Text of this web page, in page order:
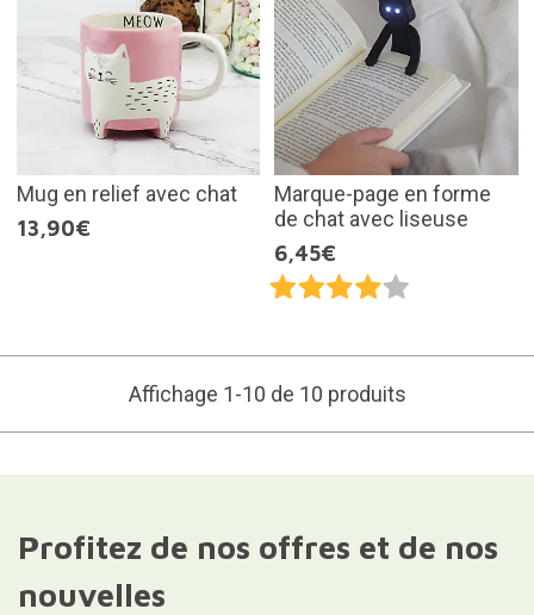
Mug en relief avec chat
13,90€
Marque-page en forme
de chat avec liseuse
6,45€
Affichage 1-10 de 10 produits
Profitez de nos offres et de nos
nouvelles